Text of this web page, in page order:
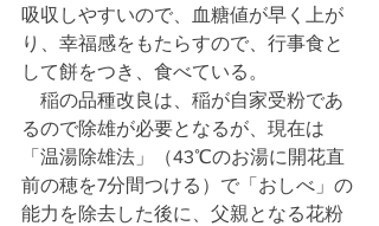
吸収しやすいので、血糖値が早く上が
り、幸福感をもたらすので、行事食と
して餅をつき、食べている。
稲の品種改良は、稲が自家受粉であ
るので除雄が必要となるが、現在は
「温湯除雄法」（43℃のお湯に開花直
前の穂を7分間つける）で「おしべ」の
能力を除去した後に、父親となる花粉